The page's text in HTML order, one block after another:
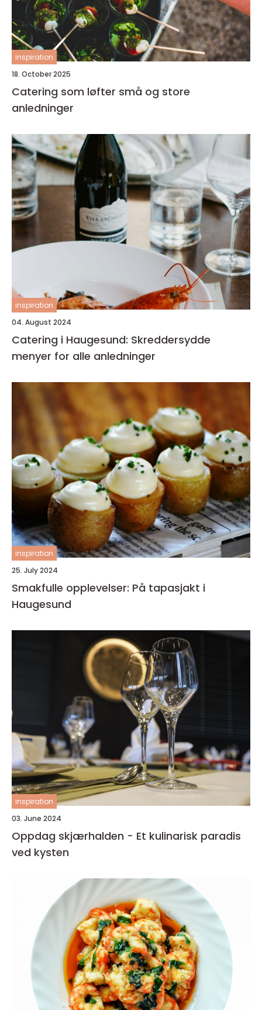
inspiration
18. October 2025
Catering som løfter små og store
anledninger
inspiration
04. August 2024
Catering i Haugesund: Skreddersydde
menyer for alle anledninger
inspiration
25. July 2024
Smakfulle opplevelser: På tapasjakt i
Haugesund
inspiration
03. June 2024
Oppdag skjærhalden - Et kulinarisk paradis
ved kysten